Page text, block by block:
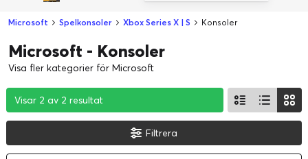
Microsoft Spelkonsoler Xbox Series X | S Konsoler
Microsoft - Konsoler
Visa fler kategorier för Microsoft
Visar 2 av 2 resultat
Visar 2 av 2 resultat
Visar 2 av 2 resultat
Filtrera